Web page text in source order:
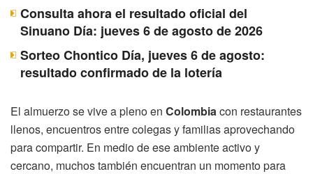
Consulta ahora el resultado oficial del
Sinuano Día: jueves 6 de agosto de 2026
Sorteo Chontico Día, jueves 6 de agosto:
resultado confirmado de la lotería
El almuerzo se vive a pleno en Colombiacon restaurantes
llenos, encuentros entre colegas y familias aprovechando
para compartir. En medio de ese ambiente activo y
cercano, muchos también encuentran un momento para